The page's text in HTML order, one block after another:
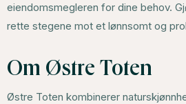
eiendomsmegleren for dine behov.
rette stegene mot et lønnsomt og
Om Østre Toten
Østre Toten kombinerer